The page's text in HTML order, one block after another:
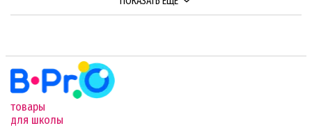
товары
для школы